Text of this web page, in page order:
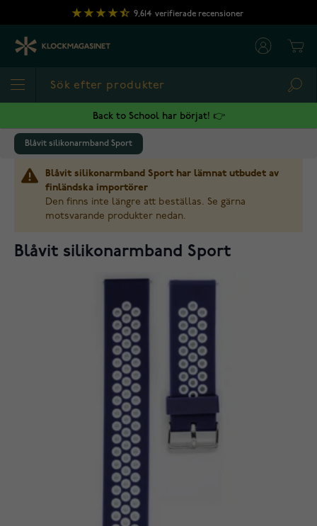
Hoppa till innehållet
9,614 verifierade recensioner
Back to School har börjat! 👉
Blåvit silikonarmband Sport
Blåvit silikonarmband Sport har lämnat utbudet av
finländska importörer
Den finns inte längre att beställas. Se gärna
motsvarande produkter nedan.
Blåvit silikonarmband Sport